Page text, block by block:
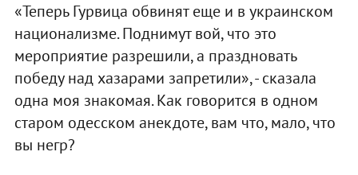
«Теперь Гурвица обвинят еще и в украинском
национализме. Поднимут вой, что это
мероприятие разрешили, а праздновать
победу над хазарами запретили», - сказала
одна моя знакомая. Как говорится в одном
старом одесском анекдоте, вам что, мало, что
вы негр?